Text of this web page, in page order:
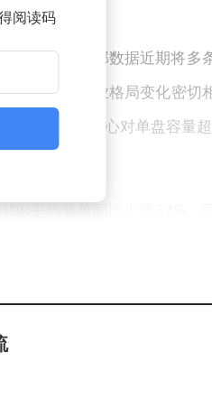
链消息，西部数据近期将多
种转变与行业格局变化密
间，但数据中心对单盘容量
平均售价同比上涨37%，
据中心市场，消费级存储产
阅读码